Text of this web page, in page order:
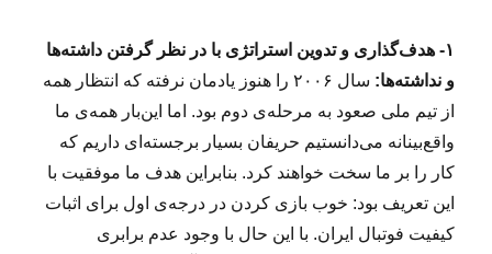
۱- هدف‌گذاری و تدوین استراتژی‌ با در نظر گرفتن داشته‌ها
و نداشته‌ها:
سال ۲۰۰۶ را هنوز یادمان نرفته که انتظار همه
از تیم ملی صعود به مرحله‌ی دوم بود. اما این‌بار همه‌ی ما
واقع‌بینانه می‌دانستیم حریفان بسیار برجسته‌ای داریم که
کار را بر ما سخت خواهند کرد. بنابراین هدف ما موفقیت با
این تعریف بود: خوب بازی کردن در درجه‌ی اول برای اثبات
کیفیت فوتبال ایران. با این حال با وجود عدم برابری